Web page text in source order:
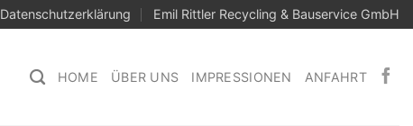
Datenschutzerklärung Emil Rittler Recycling & Bauservice GmbH
HOME ÜBER UNS IMPRESSIONEN ANFAHRT